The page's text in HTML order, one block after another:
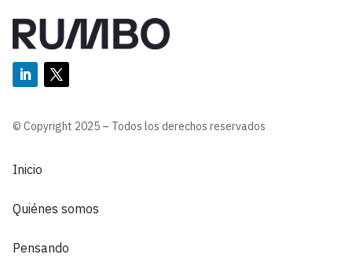
© Copyright 2025 – Todos los derechos reservados
Inicio
Quiénes somos
Pensando